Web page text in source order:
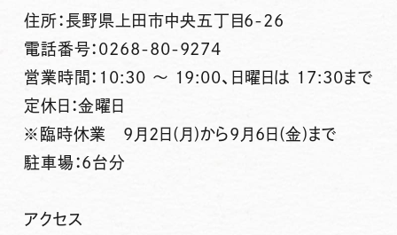
住所：長野県上田市中央五丁目6-26
電話番号：0268-80-9274
営業時間：10:30 ～ 19:00、日曜日は 17:30まで
定休日：金曜日
※臨時休業 9月2日(月)から9月6日(金)まで
駐車場：6台分
アクセス